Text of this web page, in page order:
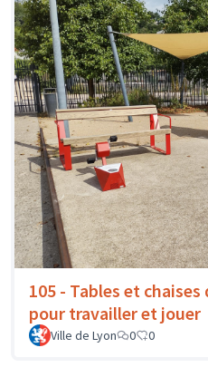
105 - Tables et chaises
pour travailler et jouer
Ville de Lyon 0 0